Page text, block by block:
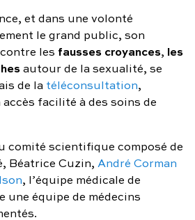
et dans une volonté
le grand public, son
les fausses croyances, les
autour de la sexualité, se
de la téléconsultation,
facilité à des soins de
comité scientifique composé de
Béatrice Cuzin, André Corman
, l’équipe médicale de
une équipe de médecins